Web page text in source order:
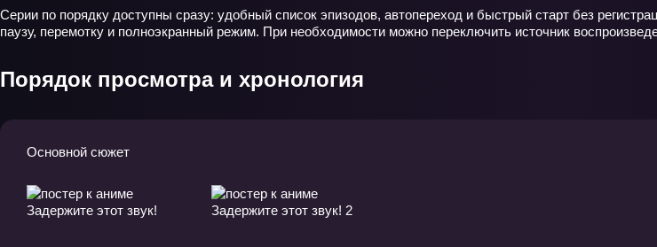
Серии по порядку доступны сразу: удобный список эпизодов, автопереход и быстрый старт без
паузу, перемотку и полноэкранный режим. При необходимости можно переключить источник
Порядок просмотра и хронология
Основной сюжет